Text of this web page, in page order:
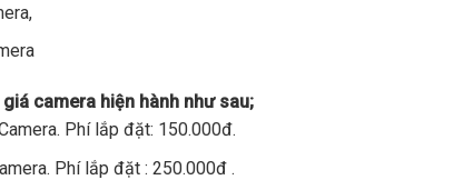
camera hiện hành như sau;
Phí lắp đặt: 150.000đ.
Phí lắp đặt : 250.000đ .